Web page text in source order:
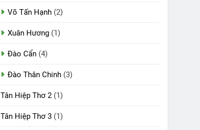
Võ Tấn Hạnh (2)
Xuân Hương (1)
Đào Cẩn (4)
Đào Thân Chinh (3)
Tân Hiệp Thơ 2 (1)
Tân Hiệp Thơ 3 (1)